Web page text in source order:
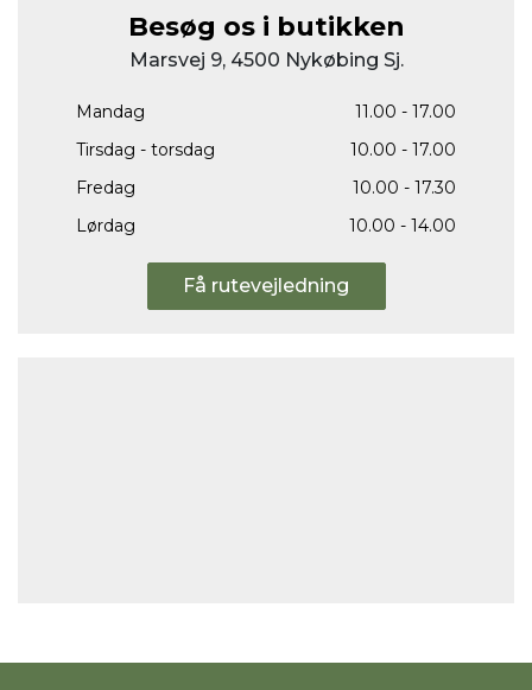
Besøg os i butikken
Marsvej 9, 4500 Nykøbing Sj.
Mandag
11.00 - 17.00
Tirsdag - torsdag
10.00 - 17.00
Fredag
10.00 - 17.30
Lørdag
10.00 - 14.00
Få rutevejledning